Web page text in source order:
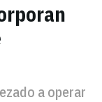
a operar